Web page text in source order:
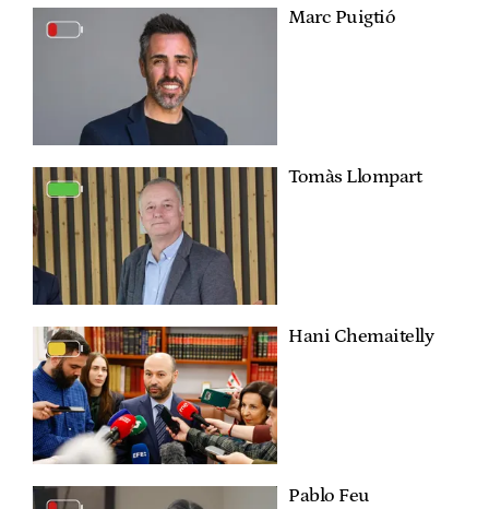
Marc Puigtió
Tomàs Llompart
Hani Chemaitelly
Pablo Feu